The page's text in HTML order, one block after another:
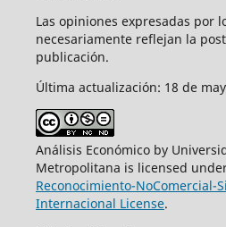
Las opiniones expresadas por
necesariamente reflejan la
publicación.
Última actualización: 18 de
Análisis Económico by
Metropolitana is licensed
Reconocimiento-NoComercial-
Internacional License.